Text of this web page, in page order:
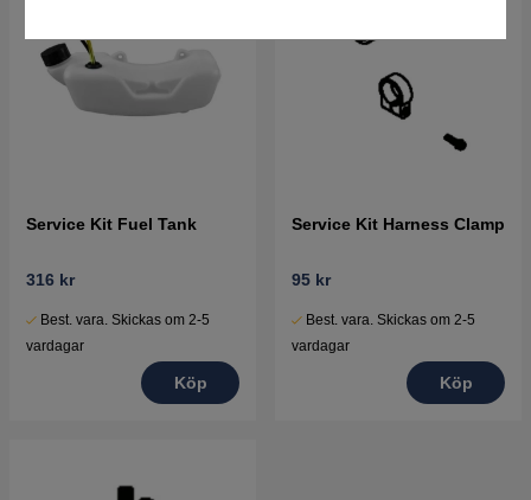
Service Kit Fuel Tank
316 kr
Best. vara. Skickas om 2-5
vardagar
Köp
Service Kit Harness Clamp
95 kr
Best. vara. Skickas om 2-5
vardagar
Köp